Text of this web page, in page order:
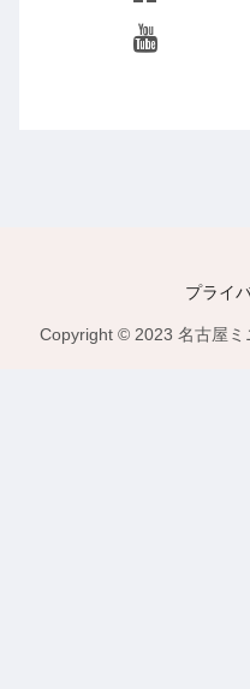
プライ
Copyright © 2023 名古屋ミ